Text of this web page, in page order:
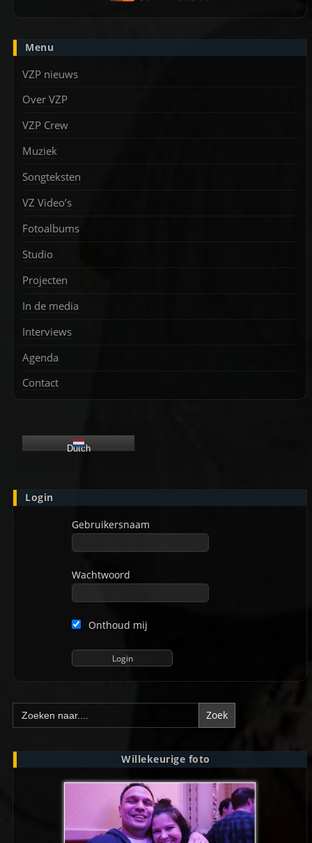
Menu
VZP nieuws
Over VZP
VZP Crew
Muziek
Songteksten
VZ Video’s
Fotoalbums
Studio
Projecten
In de media
Interviews
Agenda
Contact
Dutch
Login
Gebruikersnaam
Wachtwoord
Onthoud mij
Zoek
naar:
Willekeurige foto